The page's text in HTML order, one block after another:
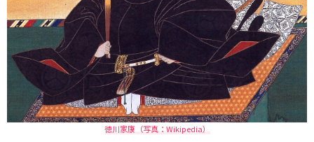
徳川家康（写真：Wikipedia）